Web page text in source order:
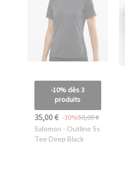
-10% dès 3
produits
35,00 € 50,00 €
-30%
Salomon - Outline Ss
Tee Deep Black